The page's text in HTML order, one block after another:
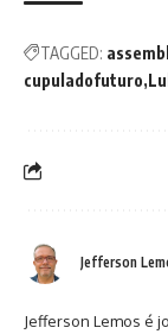
TAGGED:
cupuladofuturo
Jefferson
Jefferson Lemos é